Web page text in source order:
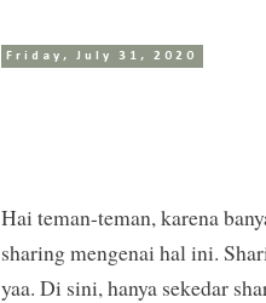
Friday, July 31, 2020
Hai teman-teman, karena
sharing mengenai hal ini.
yaa. Di sini, hanya sekedar